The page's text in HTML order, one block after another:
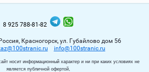
8 925 788-81-82
Красногорск, ул. Губайлово дом 56
info@100stranic.ru
носит информационный характер и ни при каких условиях не
является публичной офертой,